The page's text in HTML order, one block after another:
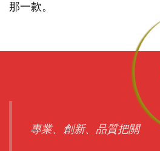
那一款。
專業、創新、品質把關